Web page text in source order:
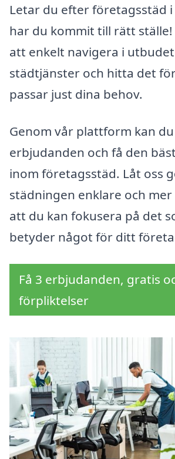
Letar du efter företagsstäd i
har du kommit till rätt ställe!
att enkelt navigera i
städtjänster och hitta det
passar just dina behov.
Genom vår plattform kan
erbjudanden och få den
inom företagsstäd. Låt oss
städningen enklare och mer
att du kan fokusera på det
betyder något för ditt
Få 3 erbjudanden, gratis
förpliktelser